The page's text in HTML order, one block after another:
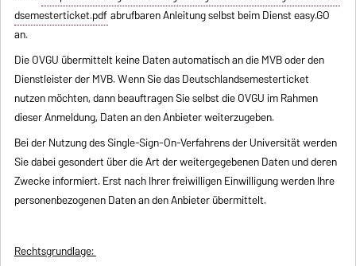
dsemesterticket.pdf abrufbaren Anleitung selbst beim Dienst easy.GO
an.
Die OVGU übermittelt keine Daten automatisch an die MVB oder den
Dienstleister der MVB. Wenn Sie das Deutschlandsemesterticket
nutzen möchten, dann beauftragen Sie selbst die OVGU im Rahmen
dieser Anmeldung, Daten an den Anbieter weiterzugeben.
Bei der Nutzung des Single-Sign-On-Verfahrens der Universität werden
Sie dabei gesondert über die Art der weitergegebenen Daten und deren
Zwecke informiert. Erst nach Ihrer freiwilligen Einwilligung werden Ihre
personenbezogenen Daten an den Anbieter übermittelt.
Rechtsgrundlage: